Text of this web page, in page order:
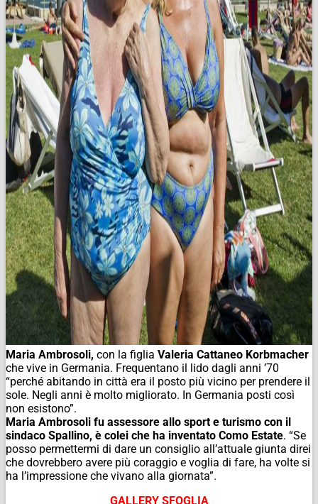
Maria Ambrosoli, con la figlia Valeria Cattaneo Korbmacher
che vive in Germania. Frequentano il lido dagli anni ’70
“perché abitando in città era il posto più vicino per prendere il
sole. Negli anni è molto migliorato. In Germania posti così
non esistono”.
Maria Ambrosoli fu assessore allo sport e turismo con il
sindaco Spallino, è colei che ha inventato Como Estate. “Se
posso permettermi di dare un consiglio all’attuale giunta direi
che dovrebbero avere più coraggio e voglia di fare, ha volte si
ha l’impressione che vivano alla giornata”.
GALLERY SFOGLIA